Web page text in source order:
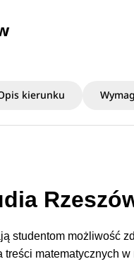
kierunku
studentom możliwość
treści matematycznych